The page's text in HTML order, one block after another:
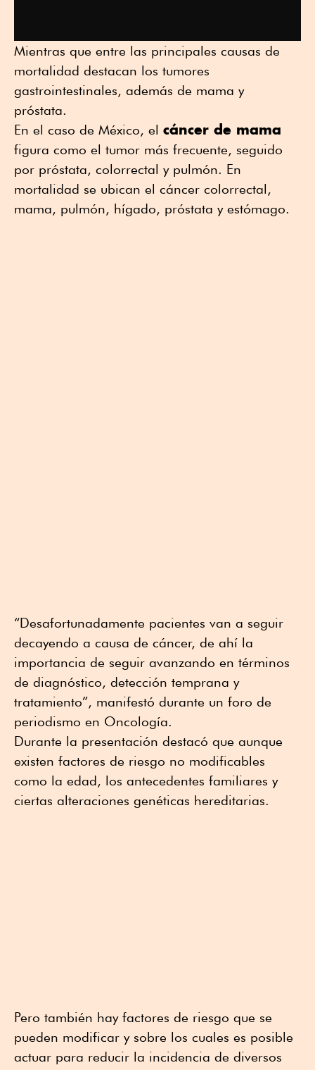
Mientras que entre las principales causas de
mortalidad destacan los tumores
gastrointestinales, además de mama y
próstata.
En el caso de México, el cáncer de mama
figura como el tumor más frecuente, seguido
por próstata, colorrectal y pulmón. En
mortalidad se ubican el cáncer colorrectal,
mama, pulmón, hígado, próstata y estómago.
“Desafortunadamente pacientes van a seguir
decayendo a causa de cáncer, de ahí la
importancia de seguir avanzando en términos
de diagnóstico, detección temprana y
tratamiento”, manifestó durante un foro de
periodismo en Oncología.
Durante la presentación destacó que aunque
existen factores de riesgo no modificables
como la edad, los antecedentes familiares y
ciertas alteraciones genéticas hereditarias.
Pero también hay factores de riesgo que se
pueden modificar y sobre los cuales es posible
actuar para reducir la incidencia de diversos